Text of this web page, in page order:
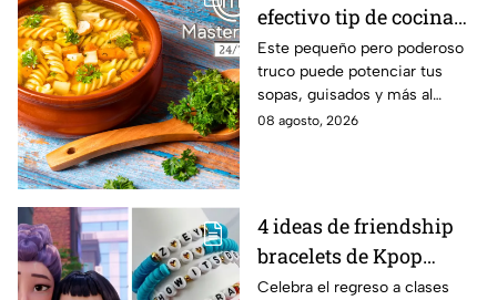
efectivo tip de cocina
de las abuelas para
darle sabor extra al
caldillo
Este pequeño pero poderoso
truco puede potenciar tus
sopas, guisados y más al
máximo.
08 agosto, 2026
4 ideas de friendship
bracelets de Kpop
Demon Hunters para
Celebra el regreso a clases